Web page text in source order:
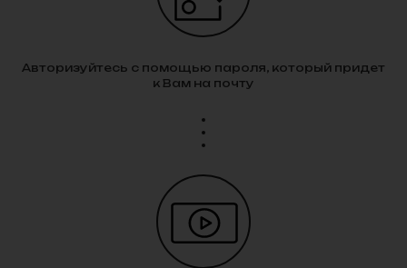
Авторизуйтесь с помощью пароля, который придет
к Вам на почту
Евгений Алексеевич
Реконструктивная и
Кандидат медицинских наук
Заведующий отделением
химиотерапией МНИОИ им. П.А.
Герцена — филиала ФГБУ «НМИЦ
радиологии» Минздрава России